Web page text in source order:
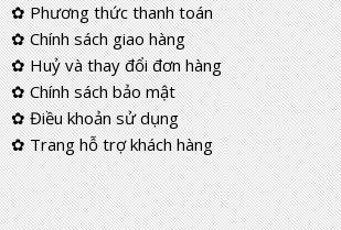
✿ Phương thức thanh toán
✿ Chính sách giao hàng
✿ Huỷ và thay đổi đơn hàng
✿ Chính sách bảo mật
✿ Điều khoản sử dụng
✿ Trang hỗ trợ khách hàng